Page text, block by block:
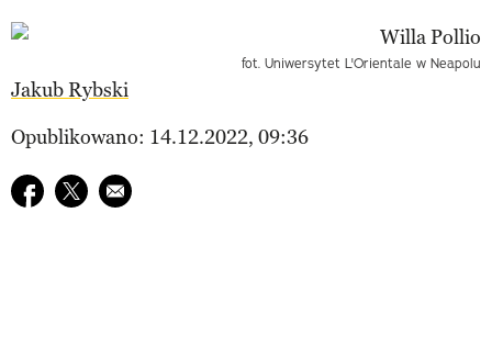
fot. Uniwersytet L'Orientale w Neapolu
Jakub Rybski
Opublikowano: 14.12.2022, 09:36
Udostępnij na facebook
Udostępnij na twitter
E-mail do przyjaciela